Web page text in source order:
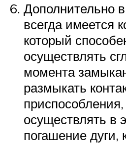
Дополнительно
всегда имеется
который
осуществлять
момента
размыкать
осуществлять в
погашение дуги,